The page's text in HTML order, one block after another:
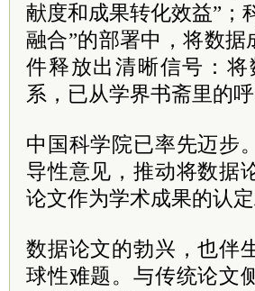
献度和成果转化效益”；
融合”的部署中，将数
件释放出清晰信号：
系，已从学界书斋里的
中国科学院已率先迈步
导性意见，推动将数据
论文作为学术成果的认定
数据论文的勃兴，也伴
球性难题。与传统论文